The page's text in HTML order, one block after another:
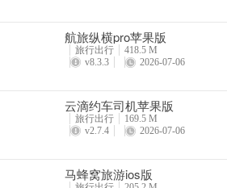
航旅纵横pro苹果版
旅行出行
418.5 M
v8.3.3
2026-07-06
云滴约车司机苹果版
旅行出行
169.5 M
v2.7.4
2026-07-06
马蜂窝旅游ios版